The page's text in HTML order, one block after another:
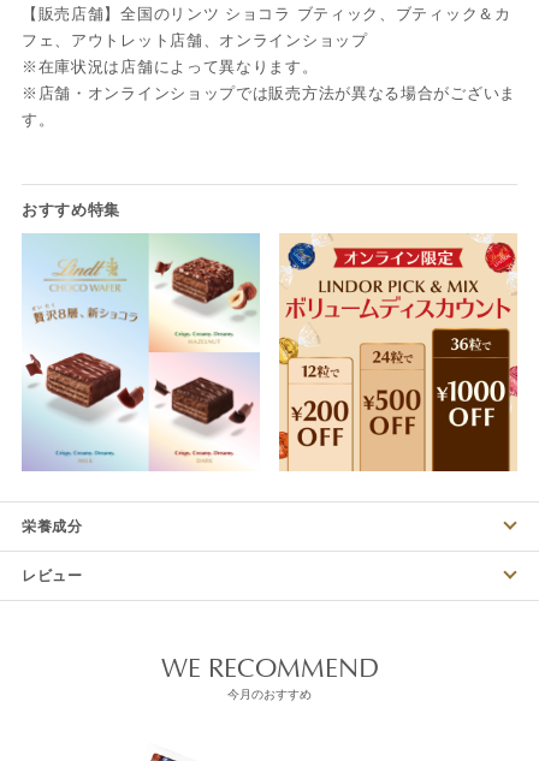
【販売店舗】全国のリンツ ショコラ ブティック、ブティック＆カ
フェ、アウトレット店舗、オンラインショップ
※在庫状況は店舗によって異なります。
※店舗・オンラインショップでは販売方法が異なる場合がございま
す。
栄養成分
レビュー
WE RECOMMEND
今月のおすすめ